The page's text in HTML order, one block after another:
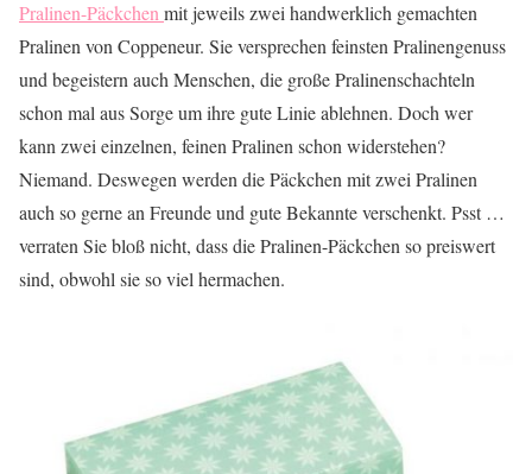
Pralinen-Päckchen mit jeweils zwei handwerklich gemachten
Pralinen von Coppeneur. Sie versprechen feinsten Pralinengenuss
und begeistern auch Menschen, die große Pralinenschachteln
schon mal aus Sorge um ihre gute Linie ablehnen. Doch wer
kann zwei einzelnen, feinen Pralinen schon widerstehen?
Niemand. Deswegen werden die Päckchen mit zwei Pralinen
auch so gerne an Freunde und gute Bekannte verschenkt. Psst …
verraten Sie bloß nicht, dass die Pralinen-Päckchen so preiswert
sind, obwohl sie so viel hermachen.